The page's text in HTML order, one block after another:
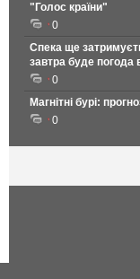
"Голос країни"
0
Спека ще
завтра буде погода
0
Магнітні бурі:
0